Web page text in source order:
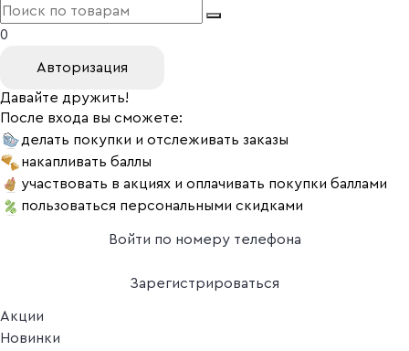
0
Авторизация
Давайте дружить!
После входа вы сможете:
делать покупки и отслеживать заказы
накапливать баллы
участвовать в акциях и оплачивать покупки баллами
пользоваться персональными скидками
Войти по номеру телефона
Зарегистрироваться
Акции
Новинки